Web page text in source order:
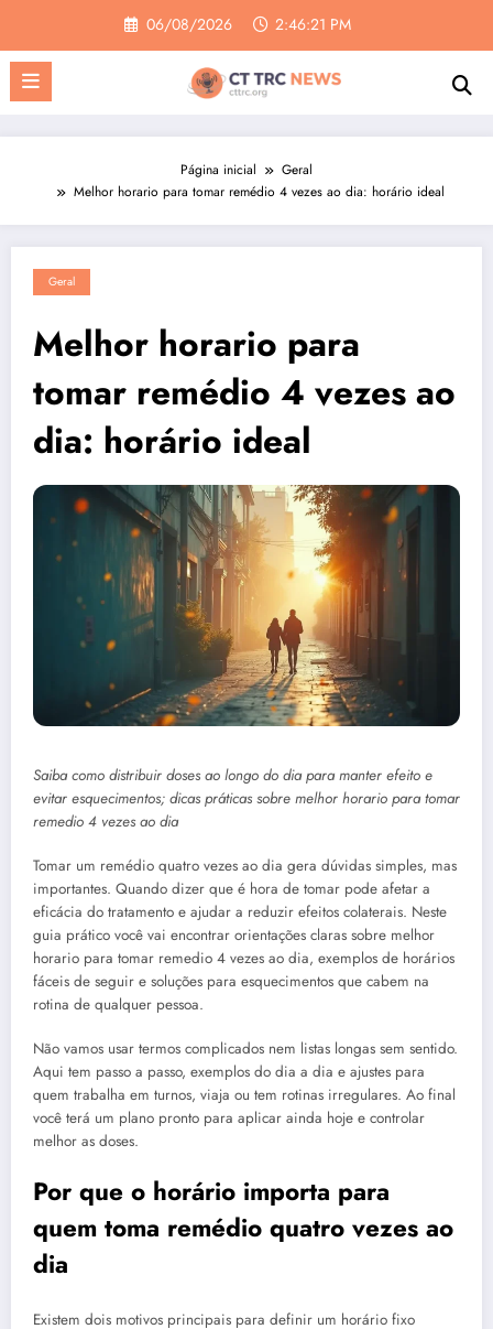
o
conteúdo
06/08/2026 2:46:22 PM
Página inicial
Geral
Melhor horario para tomar remédio 4 vezes ao dia: horário ideal
Geral
Melhor horario para
tomar remédio 4 vezes ao
dia: horário ideal
Saiba como distribuir doses ao longo do dia para manter efeito e
evitar esquecimentos; dicas práticas sobre melhor horario para tomar
remedio 4 vezes ao dia
Tomar um remédio quatro vezes ao dia gera dúvidas simples, mas
importantes. Quando dizer que é hora de tomar pode afetar a
eficácia do tratamento e ajudar a reduzir efeitos colaterais. Neste
guia prático você vai encontrar orientações claras sobre melhor
horario para tomar remedio 4 vezes ao dia, exemplos de horários
fáceis de seguir e soluções para esquecimentos que cabem na
rotina de qualquer pessoa.
Não vamos usar termos complicados nem listas longas sem sentido.
Aqui tem passo a passo, exemplos do dia a dia e ajustes para
quem trabalha em turnos, viaja ou tem rotinas irregulares. Ao final
você terá um plano pronto para aplicar ainda hoje e controlar
melhor as doses.
Por que o horário importa para
quem toma remédio quatro vezes ao
dia
Existem dois motivos principais para definir um horário fixo